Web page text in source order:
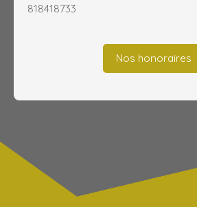
818418733
Nos honoraires